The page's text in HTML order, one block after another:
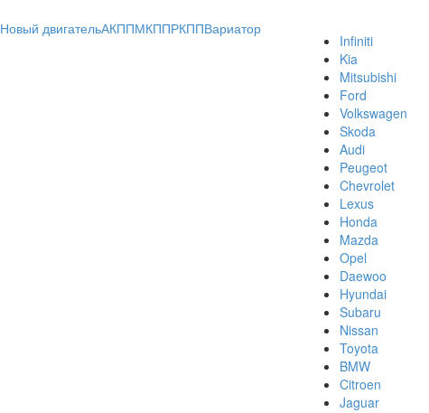
Новый двигательАКППМКППРКППВариатор
Infiniti
Kia
Mitsubishi
Ford
Volkswagen
Skoda
Audi
Peugeot
Chevrolet
Lexus
Honda
Mazda
Opel
Daewoo
Hyundai
Subaru
Nissan
Toyota
BMW
Citroen
Jaguar